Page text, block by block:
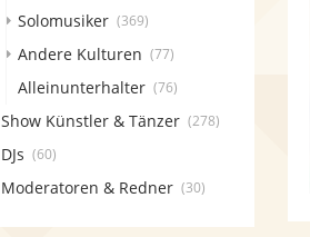
Solomusiker (369)
Andere Kulturen (77)
Alleinunterhalter (76)
Show Künstler & Tänzer (278)
DJs (60)
Moderatoren & Redner (30)